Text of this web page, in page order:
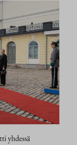
yhdessä